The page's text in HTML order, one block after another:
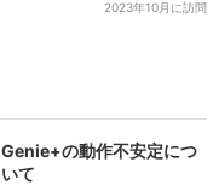
2023年10月に訪問
Genie+の動作不安定につ
いて